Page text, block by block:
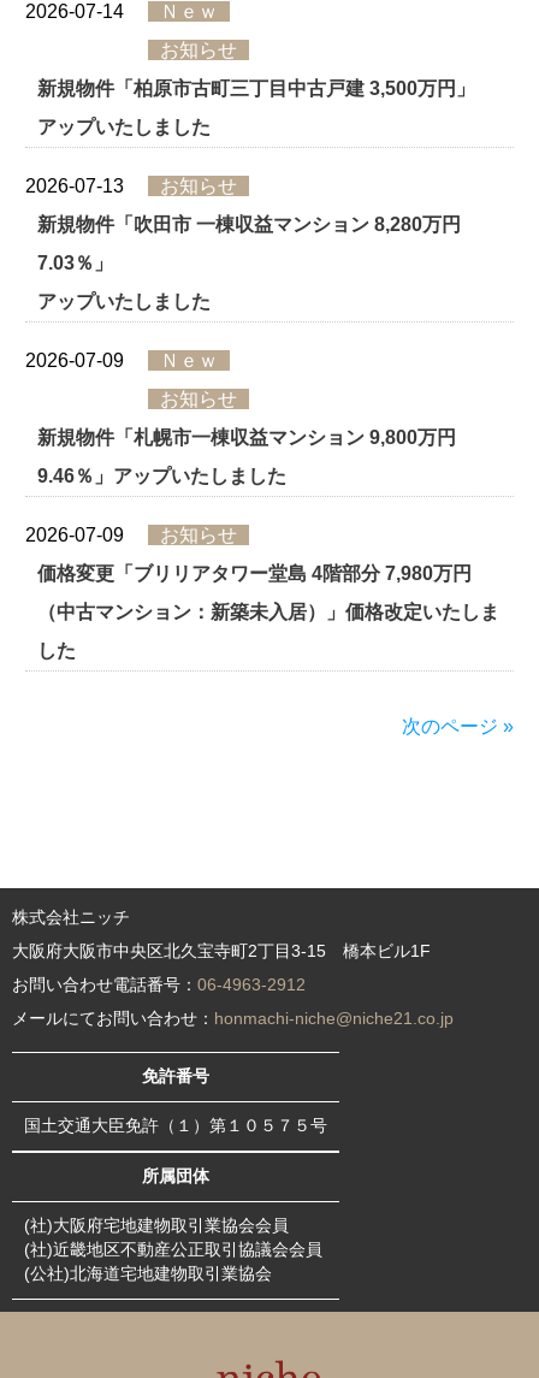
2026-07-14
Ｎｅｗ
お知らせ
新規物件「柏原市古町三丁目中古戸建 3,500万円」
アップいたしました
2026-07-13
お知らせ
新規物件「吹田市 一棟収益マンション 8,280万円
7.03％」
アップいたしました
2026-07-09
Ｎｅｗ
お知らせ
新規物件「札幌市一棟収益マンション 9,800万円
9.46％」アップいたしました
2026-07-09
お知らせ
価格変更「ブリリアタワー堂島 4階部分 7,980万円
（中古マンション：新築未入居）」価格改定いたしま
した
次のページ »
株式会社ニッチ
大阪府大阪市中央区北久宝寺町2丁目3-15 橋本ビル1F
お問い合わせ電話番号： 06-4963-2912
メールにてお問い合わせ： honmachi-niche@niche21.co.jp
免許番号
国土交通大臣免許（１）第１０５７５号
所属団体
(社)大阪府宅地建物取引業協会会員
(社)近畿地区不動産公正取引協議会会員
(公社)北海道宅地建物取引業協会